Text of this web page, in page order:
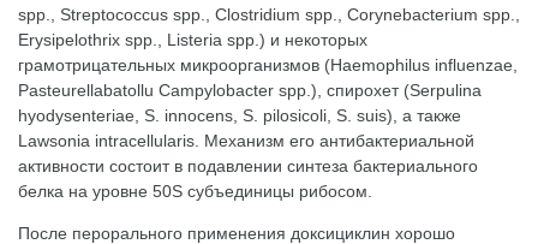
spp., Streptococcus spp., Clostridium spp., Corynebacterium spp.,
Erysipelothrix spp., Listeria spp.) и некоторых
грамотрицательных микроорганизмов (Haemophilus influenzae,
Pasteurellabatollu Campylobacter spp.), спирохет (Serpulina
hyodysenteriae, S. innocens, S. pilosicoli, S. suis), а также
Lawsonia intracellularis. Механизм его антибактериальной
активности состоит в подавлении синтеза бактериального
белка на уровне 50S субъединицы рибосом.
После перорального применения доксициклин хорошо